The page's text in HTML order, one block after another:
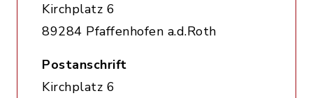
Kirchplatz 6
89284 Pfaffenhofen a.d.Roth
Postanschrift
Kirchplatz 6